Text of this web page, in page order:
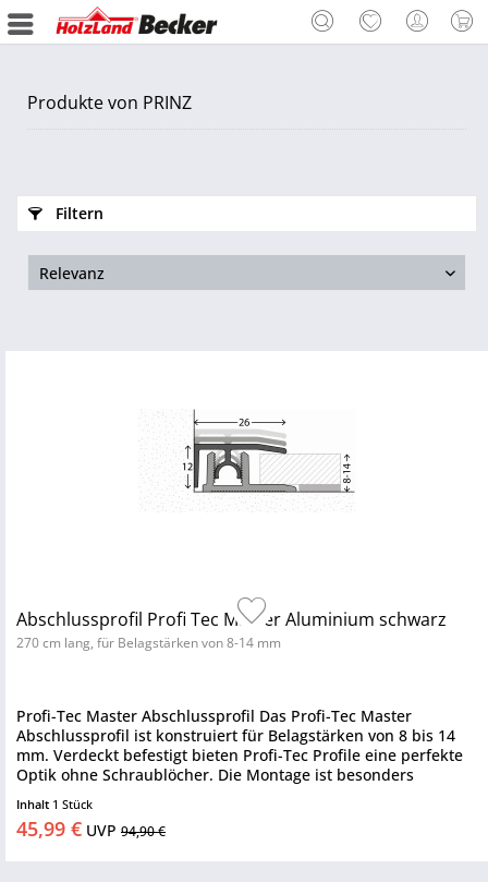
Produkte von PRINZ
Filtern
Abschlussprofil Profi Tec Master Aluminium schwarz
270 cm lang, für Belagstärken von 8-14 mm
Profi-Tec Master Abschlussprofil Das Profi-Tec Master
Abschlussprofil ist konstruiert für Belagstärken von 8 bis 14
mm. Verdeckt befestigt bieten Profi-Tec Profile eine perfekte
Optik ohne Schraublöcher. Die Montage ist besonders
Inhalt 1 Stück
45,99 € UVP 94,90 €